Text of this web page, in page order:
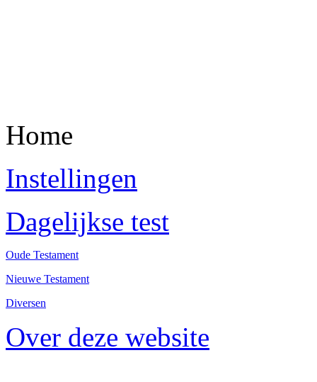
Home
Instellingen
Dagelijkse test
Oude Testament
Nieuwe Testament
Diversen
Over deze website